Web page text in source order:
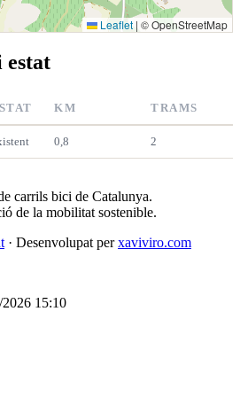
Leaflet | © OpenStreetMap
estat
KM TRAMS
0,8 2
carrils bici de Catalunya.
de la mobilitat sostenible.
· Desenvolupat perxaviviro.com
2026 15:10